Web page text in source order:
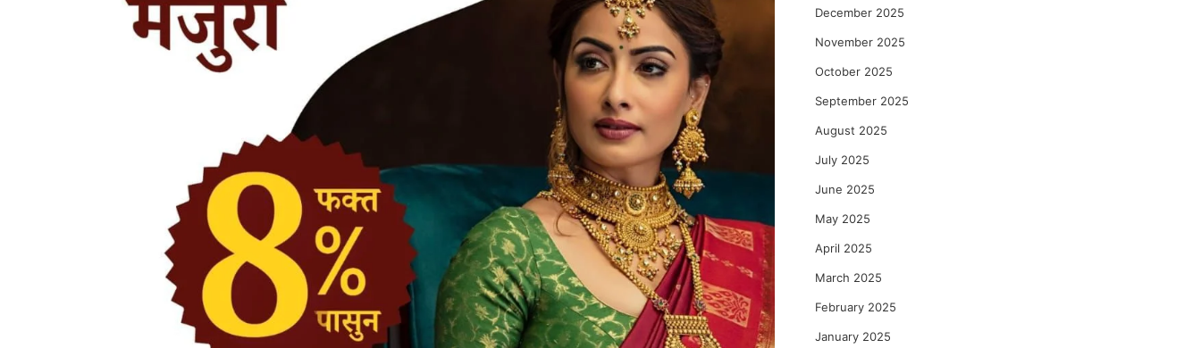
December 2025
November 2025
October 2025
September 2025
August 2025
July 2025
June 2025
May 2025
April 2025
March 2025
February 2025
January 2025